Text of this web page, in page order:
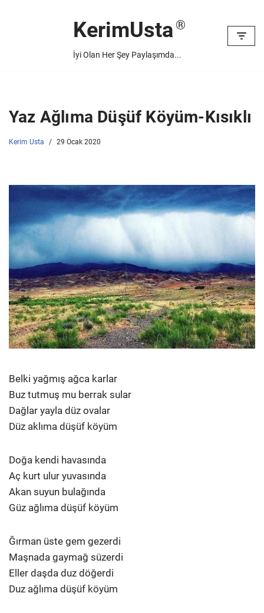
KerimUsta
İyi Olan Her Şey Paylaşımda...
Yaz Ağlıma Düşüf Köyüm-Kısıklı
Kerim Usta 29 Ocak 2020
Belki yağmış ağca karlar
Buz tutmuş mu berrak sular
Dağlar yayla düz ovalar
Düz aklıma düşüf köyüm
Doğa kendi havasında
Aç kurt ulur yuvasında
Akan suyun bulağında
Güz ağlıma düşüf köyüm
Ğırman üste gem gezerdi
Maşnada gaymağ süzerdi
Eller daşda duz döğerdi
Duz ağlıma düşüf köyüm